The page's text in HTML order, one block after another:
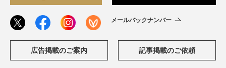
メールバックナンバー
広告掲載のご案内 記事掲載のご依頼